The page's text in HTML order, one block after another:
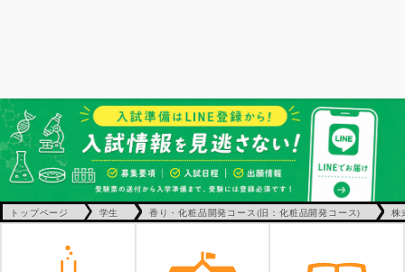
トップページ 学生 香り・化粧品開発コース(旧：化粧品開発コース) 株